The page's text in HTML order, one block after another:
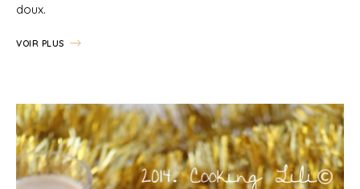
doux.
VOIR PLUS